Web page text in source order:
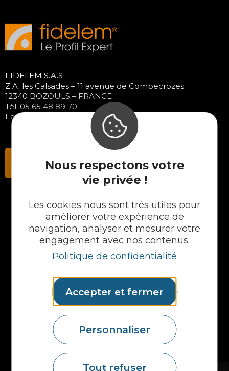
Nous respectons votre
vie privée !
Les cookies nous sont très utiles pour
améliorer votre expérience de
navigation, analyser et mesurer votre
engagement avec nos contenus.
Politique de confidentialité
Accepter et fermer
Personnaliser
Tout refuser
FIDELEM S.A.S
Z.A. les Calsades – 11 avenue de Combecrozes
12340 BOZOULS – FRANCE
Tél. 05 65 48 89 70
Fax : 05 65 48 37 65
Contactez-nous
NOS PRODUITS
Plans en Stratifié
Plans en Compact
Crédences
Portes et façades
Chargeur intégré
Formes spéciales
Etagères
Accessoires
Plans vasques